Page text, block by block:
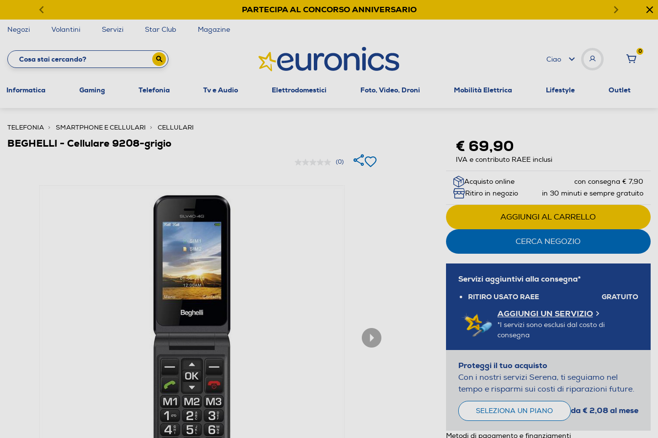
PARTECIPA AL CONCORSO ANNIVERSARIO
Negozi Volantini Servizi Star Club Magazine
Ciao
0
Informatica Gaming Telefonia Tv e Audio Elettrodomestici Foto, Video, Droni Mobilità Elettrica Lifestyle Outlet
TELEFONIA SMARTPHONE E CELLULARI CELLULARI
BEGHELLI - Cellulare 9208-grigio
(0)
€ 69,90
IVA e contributo RAEE inclusi
Acquisto online
con consegna € 7,90
Ritiro in negozio
in 30 minuti e sempre gratuito
AGGIUNGI AL CARRELLO
CERCA NEGOZIO
Servizi aggiuntivi alla consegna*
RITIRO USATO RAEE GRATUITO
AGGIUNGI UN SERVIZIO
*I servizi sono esclusi dal costo di
consegna
Proteggi il tuo acquisto
Con i nostri servizi Serena, ti seguiamo nel
tempo e risparmi sui costi di riparazioni future.
SELEZIONA UN PIANO da € 2,08 al mese
Metodi di pagamento e finanziamenti